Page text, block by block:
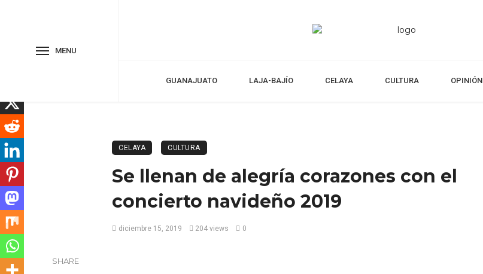
MENU
GUANAJUATO LAJA-BAJÍO CELAYA CULTURA OPINIÓN
CELAYA CULTURA
Se llenan de alegría corazones con el
concierto navideño 2019
diciembre 15, 2019 204 views 0
SHARE